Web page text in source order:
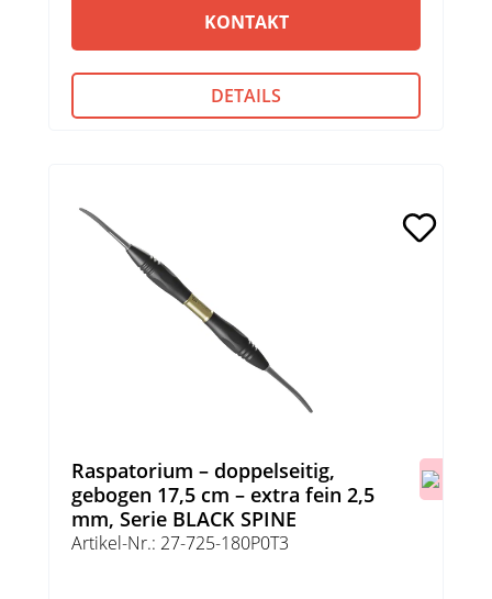
KONTAKT
DETAILS
Raspatorium – doppelseitig,
gebogen 17,5 cm – extra fein 2,5
mm, Serie BLACK SPINE
Artikel-Nr.: 27-725-180P0T3